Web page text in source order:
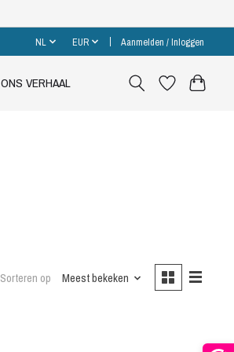
NL EUR Aanmelden / Inloggen
ONS VERHAAL
Sorteren op Meest bekeken